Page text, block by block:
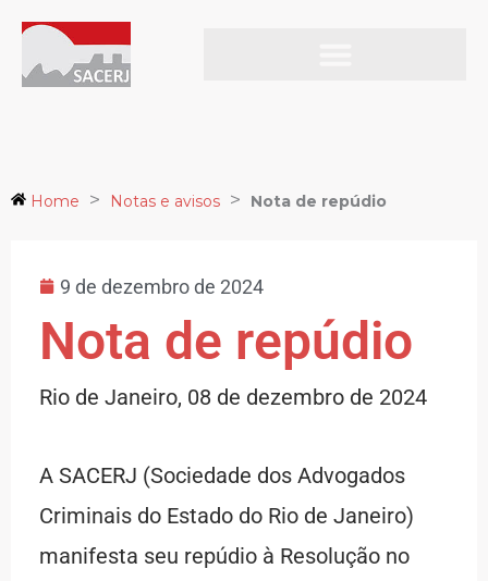
Home > Notas e avisos > Nota de repúdio
9 de dezembro de 2024
Nota de repúdio
Rio de Janeiro, 08 de dezembro de 2024
A SACERJ (Sociedade dos Advogados
Criminais do Estado do Rio de Janeiro)
manifesta seu repúdio à Resolução no